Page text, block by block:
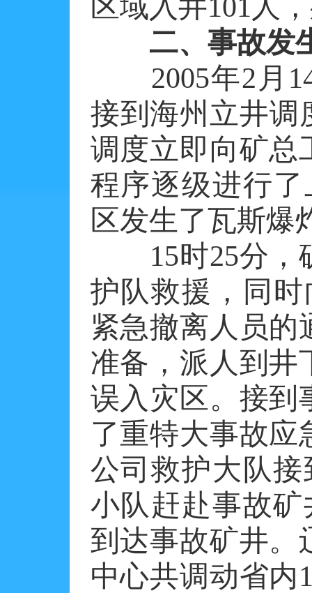
区域入井101人
二、事故发
2005年2月14
接到海州立井调
调度立即向矿总
程序逐级进行
区发生了瓦斯爆
15时25分，
护队救援，同
紧急撤离人员的
准备，派人到井
误入灾区。接到
了重特大事故应
公司救护大队
小队赶赴事故
到达事故矿井。
中心共调动省内